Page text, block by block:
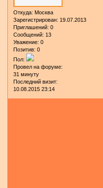
Откуда: Москва
Зарегистрирован: 19.07.2013
Приглашений: 0
Сообщений: 13
Уважение: 0
Позитив: 0
Пол:
Провел на форуме:
31 минуту
Последний визит:
10.08.2015 23:14